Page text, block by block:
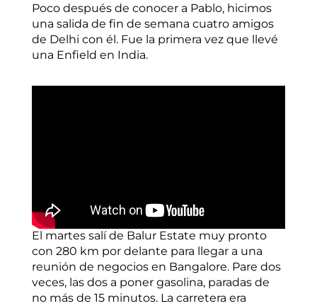
Poco después de conocer a Pablo, hicimos
una salida de fin de semana cuatro amigos
de Delhi con él. Fue la primera vez que llevé
una Enfield en India.
El martes salí de Balur Estate muy pronto
con 280 km por delante para llegar a una
reunión de negocios en Bangalore. Pare dos
veces, las dos a poner gasolina, paradas de
no más de 15 minutos. La carretera era